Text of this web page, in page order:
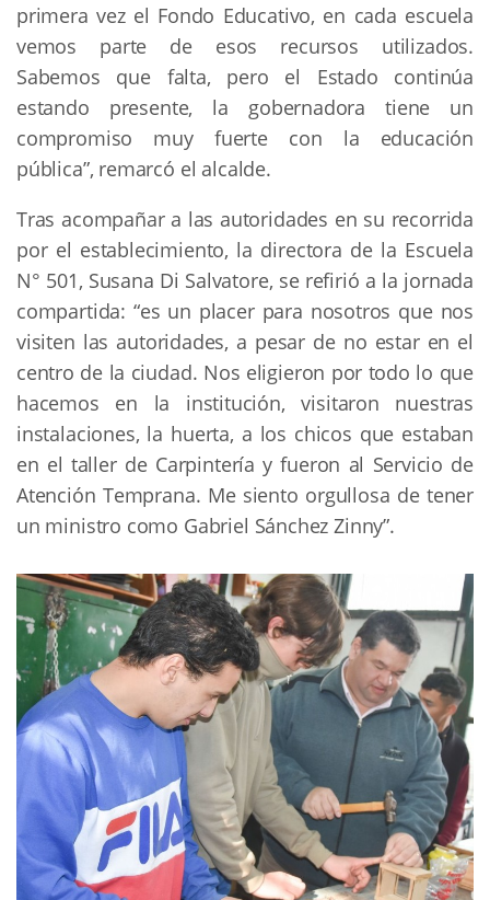
primera vez el Fondo Educativo, en cada escuela
vemos parte de esos recursos utilizados.
Sabemos que falta, pero el Estado continúa
estando presente, la gobernadora tiene un
compromiso muy fuerte con la educación
pública”, remarcó el alcalde.
Tras acompañar a las autoridades en su recorrida
por el establecimiento, la directora de la Escuela
N° 501, Susana Di Salvatore, se refirió a la jornada
compartida: “es un placer para nosotros que nos
visiten las autoridades, a pesar de no estar en el
centro de la ciudad. Nos eligieron por todo lo que
hacemos en la institución, visitaron nuestras
instalaciones, la huerta, a los chicos que estaban
en el taller de Carpintería y fueron al Servicio de
Atención Temprana. Me siento orgullosa de tener
un ministro como Gabriel Sánchez Zinny”.